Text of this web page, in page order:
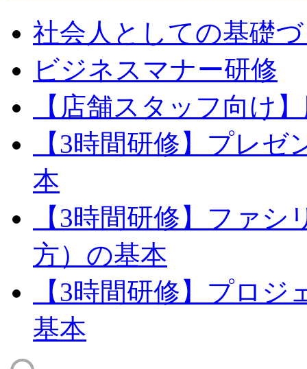
社会人としての基礎
ビジネスマナー研修
【店舗スタッフ向け
【3時間研修】プレ
本
【3時間研修】ファ
方）の基本
【3時間研修】プロ
基本